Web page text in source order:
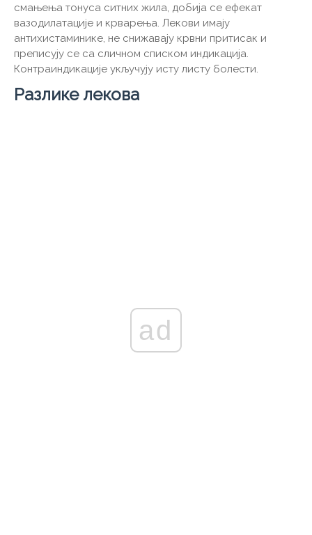
смањења тонуса ситних жила, добија се ефекат
вазодилатације и крварења. Лекови имају
антихистаминике, не снижавају крвни притисак и
преписују се са сличном списком индикација.
Контраиндикације укључују исту листу болести.
Разлике лекова
ad